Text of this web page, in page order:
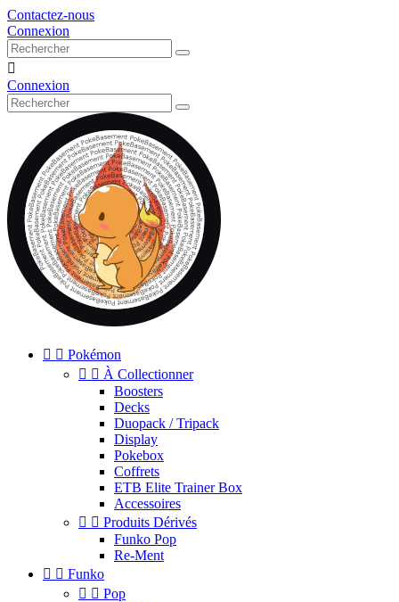
Contactez-nous
Connexion

Connexion
  Pokémon
  À Collectionner
Boosters
Decks
Duopack / Tripack
Display
Pokebox
Coffrets
ETB Elite Trainer Box
Accessoires
  Produits Dérivés
Funko Pop
Re-Ment
  Funko
  Pop